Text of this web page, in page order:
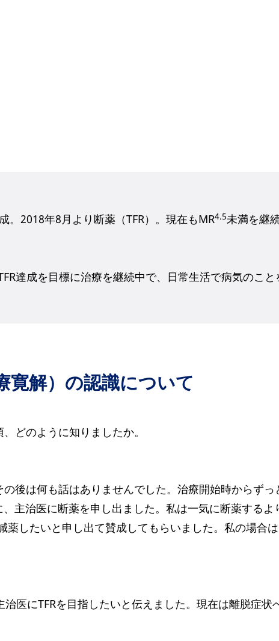
。2018年8月より断薬（TFR）。現在もMR4.5未満を継続
達成を目標に治療を継続中で、日常生活で病気のこ
寛解）の認識について
どのように知りましたか。
後は何も話はありませんでした。治療開始時からずっ
主治医に断薬を申し出ました。私は一気に断薬するよ
したいと申し出て賛成してもらいました。私の場合
医にTFRを目指したいと伝えました。現在は離脱症状